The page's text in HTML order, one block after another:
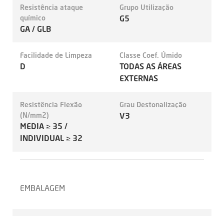
Resistência ataque
químico
GA / GLB
Grupo Utilização
G5
Facilidade de Limpeza
D
Classe Coef. Úmido
TODAS AS ÁREAS
EXTERNAS
Resistência Flexão
(N/mm2)
MEDIA ≥ 35 /
INDIVIDUAL ≥ 32
Grau Destonalização
V3
EMBALAGEM